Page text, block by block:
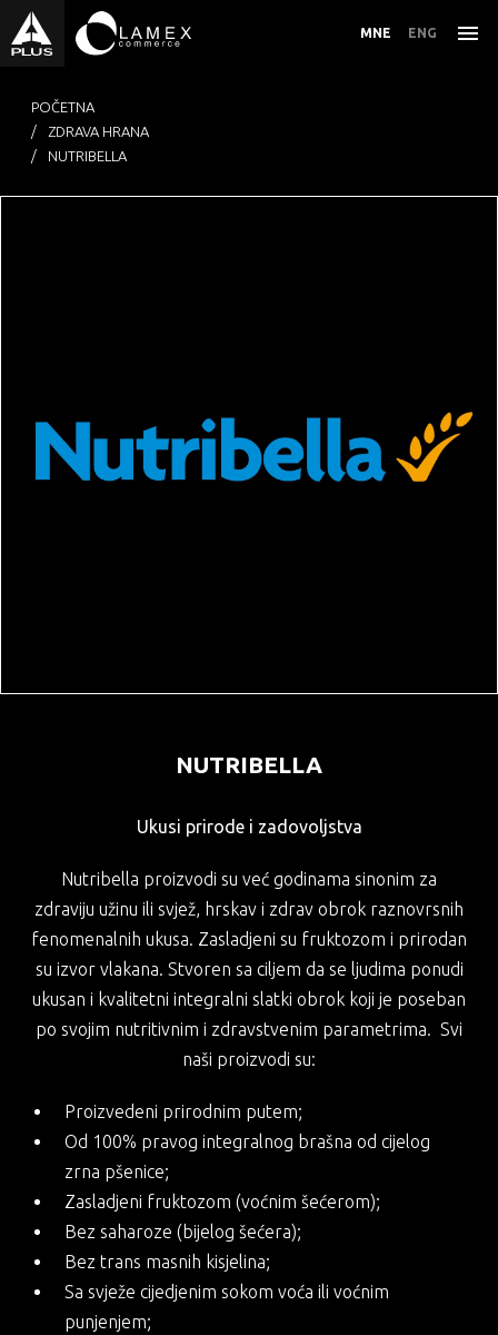
MNE ENG
DUVANSKI PROIZVODI
OSTALO
POČETNA
ZDRAVA HRANA
NUTRIBELLA
NUTRIBELLA
Ukusi prirode i zadovoljstva
Nutribella proizvodi su već godinama sinonim za
zdraviju užinu ili svjež, hrskav i zdrav obrok raznovrsnih
fenomenalnih ukusa. Zasladjeni su fruktozom i prirodan
su izvor vlakana. Stvoren sa ciljem da se ljudima ponudi
ukusan i kvalitetni integralni slatki obrok koji je poseban
po svojim nutritivnim i zdravstvenim parametrima. Svi
naši proizvodi su:
Proizvedeni prirodnim putem;
Od 100% pravog integralnog brašna od cijelog
zrna pšenice;
Zasladjeni fruktozom (voćnim šećerom);
Bez saharoze (bijelog šećera);
Bez trans masnih kisjelina;
Sa svježe cijedjenim sokom voća ili voćnim
punjenjem;